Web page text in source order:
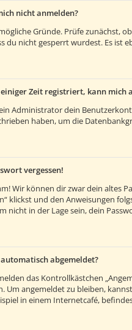
nicht anmelden?
Gründe. Prüfe zunächst,
du nicht gesperrt wurdest. Es ist
Zeit registriert, kann mich
Administrator dein
haben, um die
vergessen!
Wir können dir zwar dein altes
klickst und den Anweisungen
nicht in der Lage sein, dein
abgemeldet?
das Kontrollkästchen
Um angemeldet zu bleiben,
in einem Internetcafé,